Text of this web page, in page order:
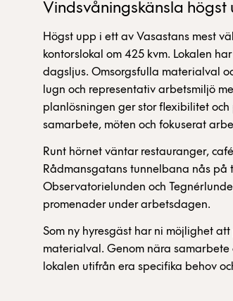
Vindsvåningskänsla högst
Högst upp i ett av Vasastans mest
kontorslokal om 425 kvm. Lokalen
dagsljus. Omsorgsfulla materialval
lugn och representativ arbetsmiljö
planlösningen ger stor flexibilitet
samarbete, möten och fokuserat
Runt hörnet väntar restauranger,
Rådmansgatans tunnelbana nås på
Observatorielunden och
promenader under arbetsdagen.
Som ny hyresgäst har ni möjlighet
materialval. Genom nära
lokalen utifrån era specifika behov